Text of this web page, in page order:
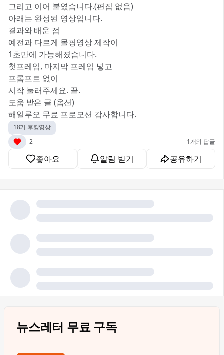
그리고 이어 붙였습니다.(편집 없음)
아래는 완성된 영상입니다.
결과와 배운 점
예전과 다르게 몰핑영상 제작이
1초만에 가능해졌습니다.
첫프레임, 마지막 프레임 넣고
프롬프트 없이
시작 눌러주세요. 끝.
도움 받은 글 (옵션)
해일루오 무료 프로모션 감사합니다.
18기 후킹영상
2
1개의 답글
좋아요 알림 받기 공유하기
뉴스레터 무료 구독